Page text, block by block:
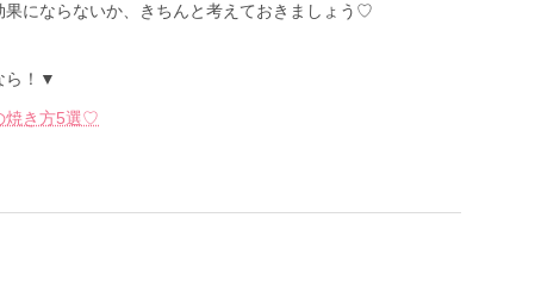
にならないか、きちんと考えておきましょう♡
ら！▼
焼き方5選♡